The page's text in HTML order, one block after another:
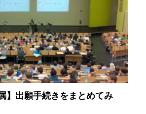
】出願手続きをまとめてみ